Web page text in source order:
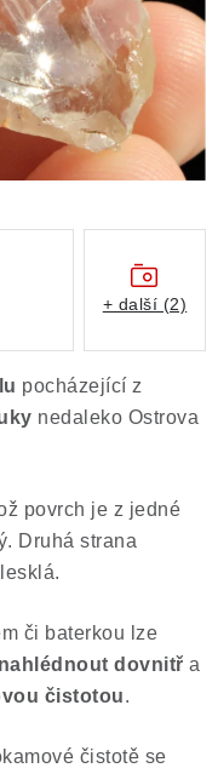
osobních údajů
drahých kamenů
pocházející z
nedaleko Ostrova
povrch je z jedné
Druhá strana
či baterkou lze
dovnitř a
čistotou.
čistotě se
+ další (2)